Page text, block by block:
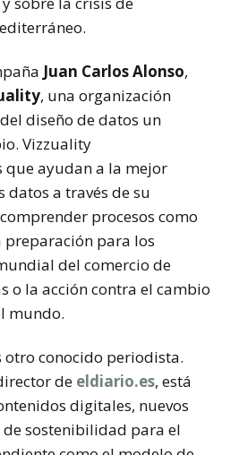
Juan Carlos Alonso,
, una organización
diseño de datos un
Vizzuality
que ayudan a la mejor
datos a través de su
procesos como
preparación para los
del comercio de
o la acción contra el cambio
mundo.
otro conocido periodista.
de eldiario.es, está
digitales, nuevos
sostenibilidad para el